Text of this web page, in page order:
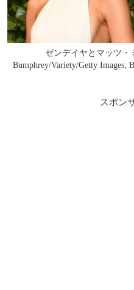
ゼンデイヤとマッツ・
Bumphrey/Variety/Getty Images;
スポン